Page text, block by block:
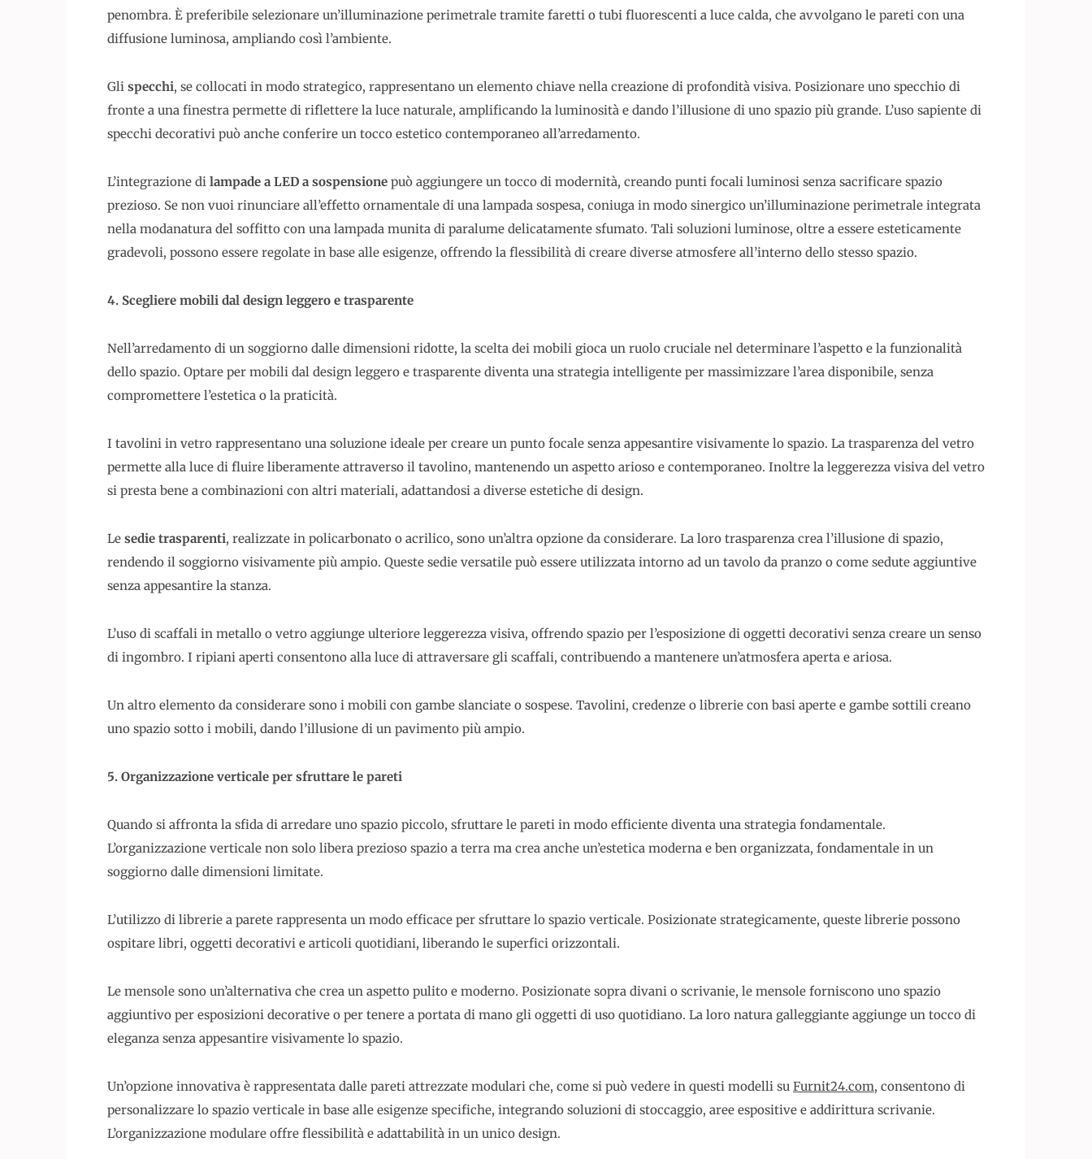
penombra. È preferibile selezionare un’illuminazione perimetrale tramite faretti o tubi fluorescenti a luce calda, che avvolgano le pareti con una
diffusione luminosa, ampliando così l’ambiente.
Gli specchi, se collocati in modo strategico, rappresentano un elemento chiave nella creazione di profondità visiva. Posizionare uno specchio di
fronte a una finestra permette di riflettere la luce naturale, amplificando la luminosità e dando l’illusione di uno spazio più grande. L’uso sapiente di
specchi decorativi può anche conferire un tocco estetico contemporaneo all’arredamento.
L’integrazione di lampade a LED a sospensione può aggiungere un tocco di modernità, creando punti focali luminosi senza sacrificare spazio
prezioso. Se non vuoi rinunciare all’effetto ornamentale di una lampada sospesa, coniuga in modo sinergico un’illuminazione perimetrale integrata
nella modanatura del soffitto con una lampada munita di paralume delicatamente sfumato. Tali soluzioni luminose, oltre a essere esteticamente
gradevoli, possono essere regolate in base alle esigenze, offrendo la flessibilità di creare diverse atmosfere all’interno dello stesso spazio.
4. Scegliere mobili dal design leggero e trasparente
Nell’arredamento di un soggiorno dalle dimensioni ridotte, la scelta dei mobili gioca un ruolo cruciale nel determinare l’aspetto e la funzionalità
dello spazio. Optare per mobili dal design leggero e trasparente diventa una strategia intelligente per massimizzare l’area disponibile, senza
compromettere l’estetica o la praticità.
I tavolini in vetro rappresentano una soluzione ideale per creare un punto focale senza appesantire visivamente lo spazio. La trasparenza del vetro
permette alla luce di fluire liberamente attraverso il tavolino, mantenendo un aspetto arioso e contemporaneo. Inoltre la leggerezza visiva del vetro
si presta bene a combinazioni con altri materiali, adattandosi a diverse estetiche di design.
Le sedie trasparenti, realizzate in policarbonato o acrilico, sono un’altra opzione da considerare. La loro trasparenza crea l’illusione di spazio,
rendendo il soggiorno visivamente più ampio. Queste sedie versatile può essere utilizzata intorno ad un tavolo da pranzo o come sedute aggiuntive
senza appesantire la stanza.
L’uso di scaffali in metallo o vetro aggiunge ulteriore leggerezza visiva, offrendo spazio per l’esposizione di oggetti decorativi senza creare un senso
di ingombro. I ripiani aperti consentono alla luce di attraversare gli scaffali, contribuendo a mantenere un’atmosfera aperta e ariosa.
Un altro elemento da considerare sono i mobili con gambe slanciate o sospese. Tavolini, credenze o librerie con basi aperte e gambe sottili creano
uno spazio sotto i mobili, dando l’illusione di un pavimento più ampio.
5. Organizzazione verticale per sfruttare le pareti
Quando si affronta la sfida di arredare uno spazio piccolo, sfruttare le pareti in modo efficiente diventa una strategia fondamentale.
L’organizzazione verticale non solo libera prezioso spazio a terra ma crea anche un’estetica moderna e ben organizzata, fondamentale in un
soggiorno dalle dimensioni limitate.
L’utilizzo di librerie a parete rappresenta un modo efficace per sfruttare lo spazio verticale. Posizionate strategicamente, queste librerie possono
ospitare libri, oggetti decorativi e articoli quotidiani, liberando le superfici orizzontali.
Le mensole sono un’alternativa che crea un aspetto pulito e moderno. Posizionate sopra divani o scrivanie, le mensole forniscono uno spazio
aggiuntivo per esposizioni decorative o per tenere a portata di mano gli oggetti di uso quotidiano. La loro natura galleggiante aggiunge un tocco di
eleganza senza appesantire visivamente lo spazio.
Un’opzione innovativa è rappresentata dalle pareti attrezzate modulari che, come si può vedere in questi modelli su Furnit24.com, consentono di
personalizzare lo spazio verticale in base alle esigenze specifiche, integrando soluzioni di stoccaggio, aree espositive e addirittura scrivanie.
L’organizzazione modulare offre flessibilità e adattabilità in un unico design.